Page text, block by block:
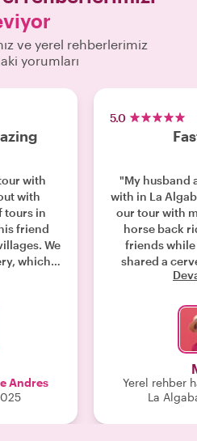
ve yerel rehberlerimiz
yorumları
with
with
tours in
friend
We
which I
my own.
the best
Manuel
in
en
stay in
Andres
5.0
"My husband
with in La
our tour with
horse back
friends while
shared a
with them
Jose's for
Yerel rehber
La